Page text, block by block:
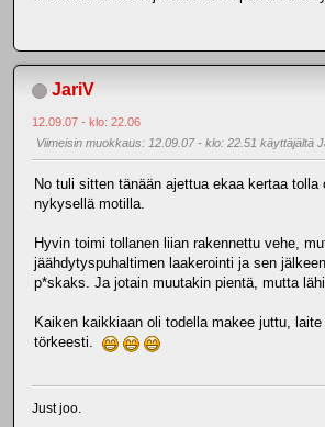
JariV
12.09.07 - klo: 22.06
Viimeisin muokkaus: 12.09.07 - klo: 22.51 käyttäjältä
No tuli sitten tänään ajettua ekaa kertaa tolla
nykysellä motilla.
Hyvin toimi tollanen liian rakennettu vehe,
jäähdytyspuhaltimen laakerointi ja sen
p*skaks. Ja jotain muutakin pientä, mutta
Kaiken kaikkiaan oli todella makee juttu,
törkeesti.
Just joo.